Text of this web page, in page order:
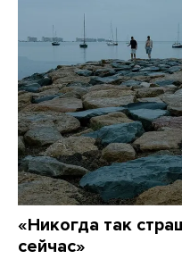
«Никогда так
сейчас»